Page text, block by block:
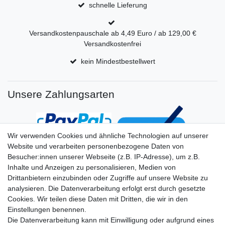
schnelle Lieferung
Versandkostenpauschale ab 4,49 Euro / ab 129,00 €
Versandkostenfrei
kein Mindestbestellwert
Unsere Zahlungsarten
Wir verwenden Cookies und ähnliche Technologien auf unserer
Website und verarbeiten personenbezogene Daten von
Besucher:innen unserer Webseite (z.B. IP-Adresse), um z.B.
Inhalte und Anzeigen zu personalisieren, Medien von
Drittanbietern einzubinden oder Zugriffe auf unsere Website zu
analysieren. Die Datenverarbeitung erfolgt erst durch gesetzte
Cookies. Wir teilen diese Daten mit Dritten, die wir in den
Einstellungen benennen.
Die Datenverarbeitung kann mit Einwilligung oder aufgrund eines